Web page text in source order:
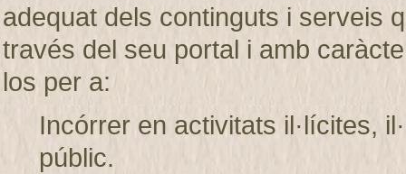
adequat dels continguts i serveis
través del seu portal i amb
los per a:
Incórrer en activitats il·lícites,
públic.